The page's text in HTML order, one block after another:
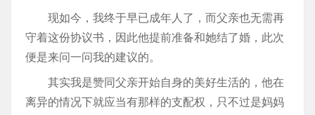
现如今，我终于早已成年人了，而父亲也无需再
守着这份协议书，因此他提前准备和她结了婚，此次
便是来问一问我的建议的。
其实我是赞同父亲开始自身的美好生活的，他在
离异的情况下就应当有那样的支配权，只不过是妈妈